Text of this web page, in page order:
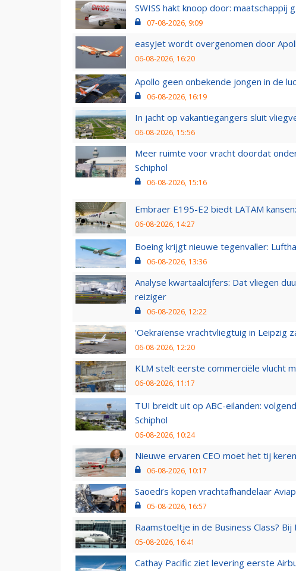
SWISS hakt knoop door:
07-08-2026, 9:09
easyJet wordt overgenomen door
06-08-2026, 16:20
Apollo geen onbekende jongen in de
06-08-2026, 16:19
In jacht op vakantiegangers sluit
06-08-2026, 15:56
Meer ruimte voor vracht doordat
Schiphol
06-08-2026, 15:16
Embraer E195-E2 biedt LATAM
06-08-2026, 14:27
Boeing krijgt nieuwe tegenvaller:
06-08-2026, 13:36
Analyse kwartaalcijfers: Dat vliegen
reiziger
06-08-2026, 12:22
'Oekraïense vrachtvliegtuig in Leipzig
06-08-2026, 12:20
KLM stelt eerste commerciële vlucht
06-08-2026, 11:17
TUI breidt uit op ABC-eilanden:
Schiphol
06-08-2026, 10:24
Nieuwe ervaren CEO moet het tij
06-08-2026, 10:17
Saoedi’s kopen vrachtafhandelaar
05-08-2026, 16:57
Raamstoeltje in de Business Class?
05-08-2026, 16:41
Cathay Pacific ziet levering eerste